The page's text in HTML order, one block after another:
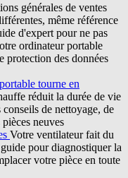
générales de ventes
même référence
d'expert pour ne pas
ordinateur portable
protection des données
tourne en
réduit la durée de vie
de nettoyage, de
neuves
Votre ventilateur fait du
pour diagnostiquer la
votre pièce en toute